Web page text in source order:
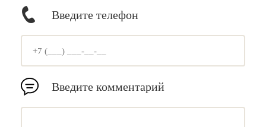
Введите телефон
Введите комментарий